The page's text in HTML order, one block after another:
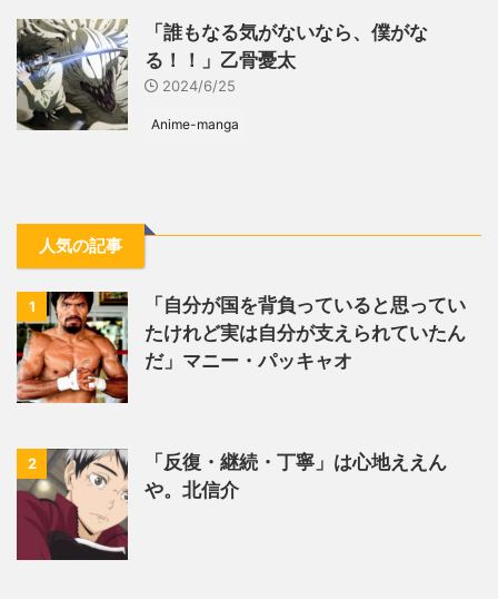
「誰もなる気がないなら、僕がな
る！！」乙骨憂太
2024/6/25
Anime-manga
人気の記事
1
「自分が国を背負っていると思ってい
たけれど実は自分が支えられていたん
だ」マニー・パッキャオ
2
「反復・継続・丁寧」は心地ええん
や。北信介